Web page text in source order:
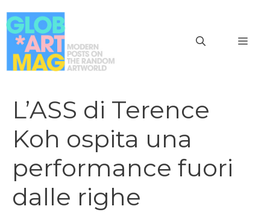
al
contenuto
L’ASS di Terence
Koh ospita una
performance fuori
dalle righe